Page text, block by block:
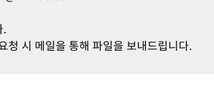
.
청 시 메일을 통해 파일을 보내드립니다.